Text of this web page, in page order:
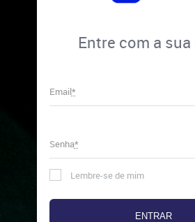
Entre com a
Email*
Senha*
Lembre-se de mim
ENTRAR